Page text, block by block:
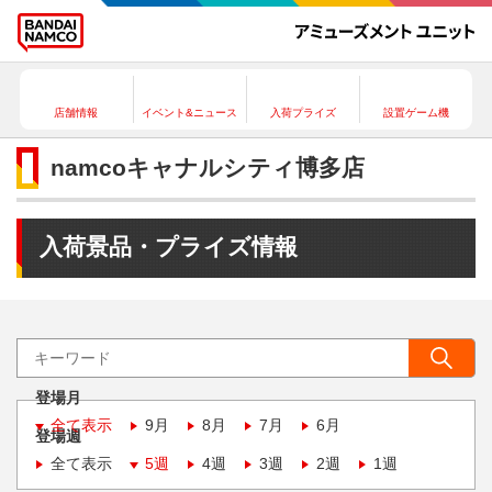
店舗情報 イベント&ニュース 入荷プライズ 設置ゲーム機
namcoキャナルシティ博多店
入荷景品・プライズ情報
登場月
全て表示
9月 8月 7月 6月
登場週
全て表示
5週 4週 3週 2週 1週